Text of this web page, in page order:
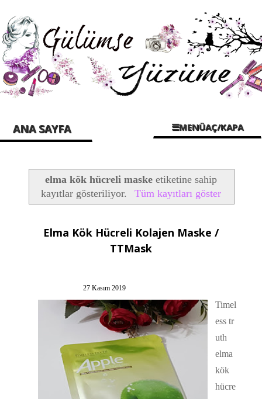
ANA SAYFA ☰MENÜAÇ/KAPA
elma kök hücreli maske etiketine sahip
kayıtlar gösteriliyor.
Tüm kayıtları göster
Elma Kök Hücreli Kolajen Maske /
TTMask
27 Kasım 2019
Timel
ess tr
uth
elma
kök
hücre